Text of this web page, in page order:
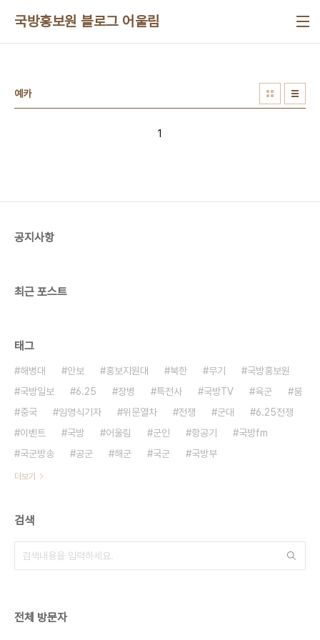
국방홍보원 블로그 어울림
예카
1
공지사항
최근 포스트
태그
해병대 안보 홍보지원대 북한 무기
국방홍보원
국방일보
6.25 장병 특전사 국방TV 육군
붐
중국
임영식기자 위문열차 전쟁 군대
6.25전쟁
이벤트
국방 어울림 군인 항공기
국방fm
국군방송
공군 해군 국군 국방부
더보기
검색
전체 방문자